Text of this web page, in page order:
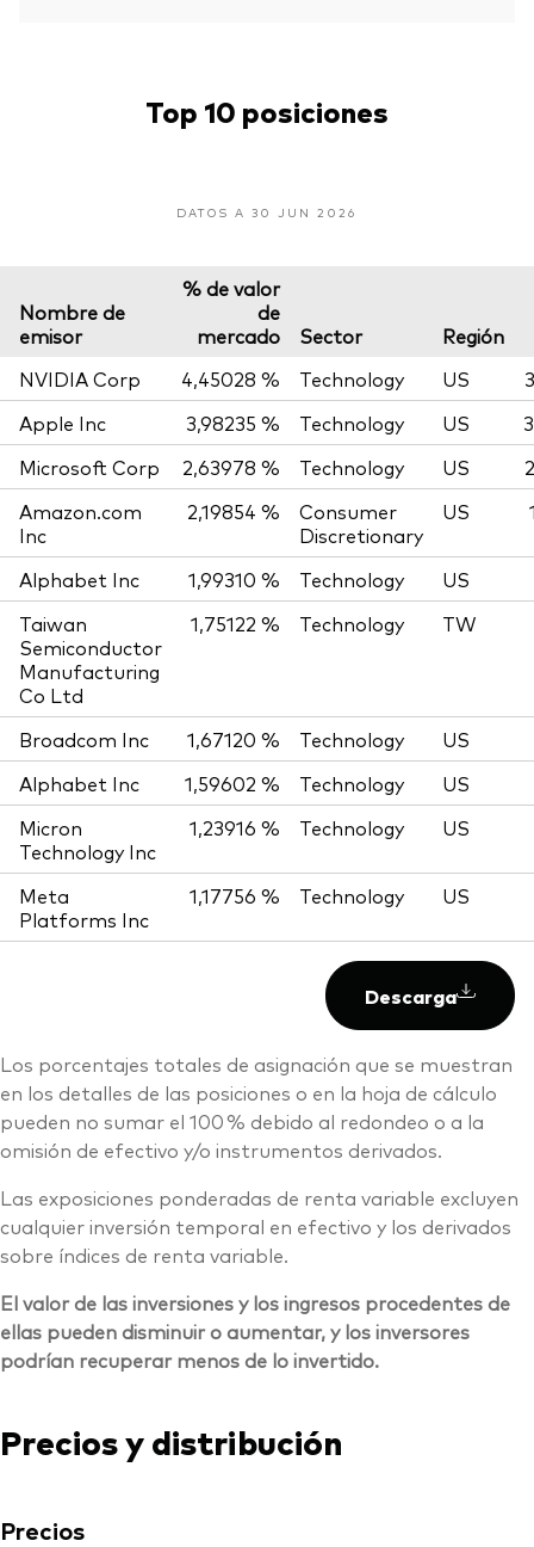
Top 10 posiciones
DATOS A 30 JUN 2026
Nombre de
emisor
% de valor
de
mercado
Sector
Región
NVIDIA Corp
4,45028 % Technology US
Apple Inc
3,98235 % Technology US
Microsoft Corp
2,63978 % Technology US
Amazon.com
Inc
2,19854 %
Consumer
Discretionary
US
Alphabet Inc 1,99310 % Technology
US
Taiwan
Semiconductor
Manufacturing
Co Ltd
1,75122 % Technology TW
Broadcom Inc 1,67120 % Technology
US
Alphabet Inc
1,59602 % Technology
US
Micron
Technology Inc
1,23916 % Technology US
Meta
Platforms Inc
1,17756 % Technology US
Descarga
Los porcentajes totales de asignación que se muestran
en los detalles de las posiciones o en la hoja de cálculo
pueden no sumar el 100 % debido al redondeo o a la
omisión de efectivo y/o instrumentos derivados.
Las exposiciones ponderadas de renta variable excluyen
cualquier inversión temporal en efectivo y los derivados
sobre índices de renta variable.
El valor de las inversiones y los ingresos procedentes de
ellas pueden disminuir o aumentar, y los inversores
podrían recuperar menos de lo invertido.
Precios y distribución
Precios